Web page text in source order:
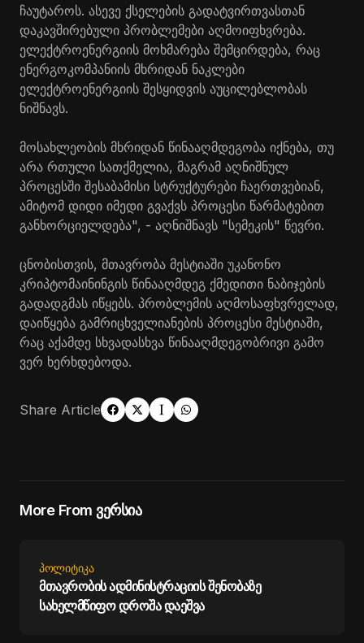
ჩაუტაროს. ასევე ქსელების გადატვირთვასთან
დაკავშირებული პრობლემები აღმოიფხვრება.
ელექტროენერგიის მოხმარება შემცირდება, რაც
ენერგოკომპანიის მხრიდან ნაკლები
ელექტროენერგიის შესყიდვის აუცილებლობას
ნიშნავს.
მოსახლეობის მხრიდან წინააღმდეგობა იქნება, თუ
არა რთული სათქმელია, მაგრამ აღნიშნულ
პროცესში შესაბამისი სტრუქტურები ჩაერთვებიან,
ამიტომ დიდი იმედი გვაქვს პროცესი წარმატებით
განხორციელდება", - აღნიშნავს "სემეკის" წევრი.
ცნობისთვის, მთავრობა მესტიაში უკანონო
კრიპტომაინინგის წინააღმდეგ ქმედითი ნაბიჯების
გადადგმას იწყებს. პრობლემის აღმოსაფხვრელად,
დაიწყება გამრიცხველიანების პროცესი მესტიაში,
რაც აქამდე სხვადასხვა წინააღმდეგობრივი გამო
ვერ ხერხდებოდა.
Share Article
More From ვერსია
ᲞᲝᲚᲘᲢᲘᲙᲐ
მთავრობის ადმინისტრაციის შენობაზე
სახელმწიფო დროშა დაეშვა